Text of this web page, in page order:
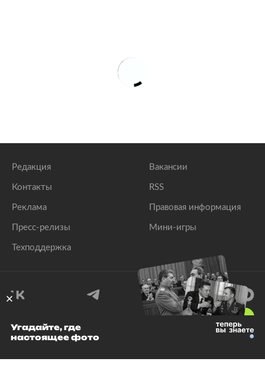
Редакция
Контакты
Реклама
Пресс-релизы
Техподдержка
Вакансии
RSS
Правовая информация
Мини-игры
© 1999–2026 Все права защищены.
Угадайте, где
настоящее фото